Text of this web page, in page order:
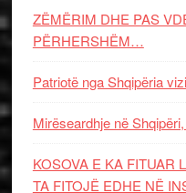
ZËMËRIM DHE PAS
PËRHERSHËM…
Patriotë nga Shqipëria
Mirëseardhje në
KOSOVA E KA FITUAR
TA FITOJË EDHE NË